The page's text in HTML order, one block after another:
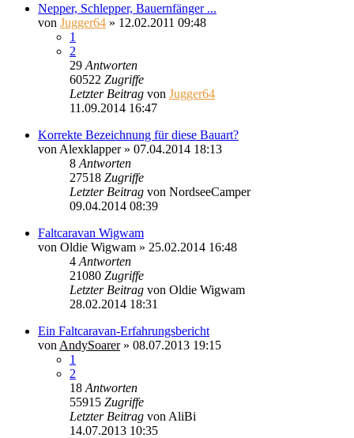
Nepper, Schlepper, Bauernfänger ...
von Jugger64 » 12.02.2011 09:48
1
2
29 Antworten
60522 Zugriffe
Letzter Beitrag von Jugger64
11.09.2014 16:47
Korrekte Bezeichnung für diese Bauart?
von Alexklapper» 07.04.2014 18:13
8 Antworten
27518 Zugriffe
Letzter Beitrag von NordseeCamper
09.04.2014 08:39
Faltcaravan Wigwam
von Oldie Wigwam » 25.02.2014 16:48
4 Antworten
21080 Zugriffe
Letzter Beitrag von Oldie Wigwam
28.02.2014 18:31
Ein Faltcaravan-Erfahrungsbericht
von AndySoarer» 08.07.2013 19:15
1
2
18 Antworten
55915 Zugriffe
Letzter Beitrag von AliBi
14.07.2013 10:35